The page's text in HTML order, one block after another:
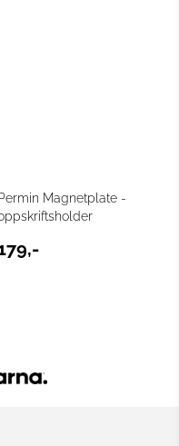
Permin Magnetplate -